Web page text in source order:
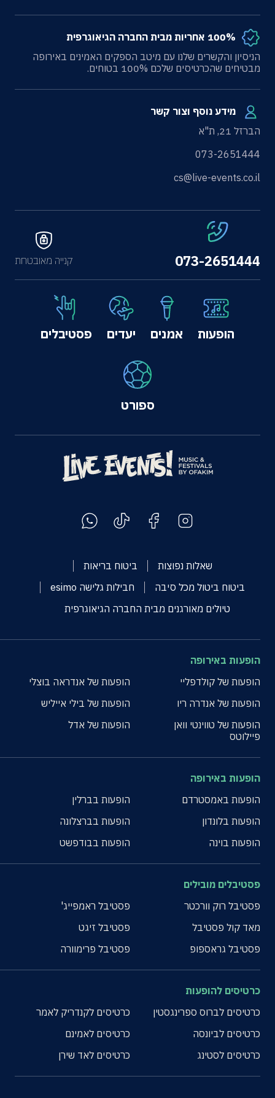
100% אחריות מבית החברה הגיאוגרפית
הניסיון והקשרים שלנו עם מיטב הספקים האמינים באירופה
מבטיחים שהכרטיסים שלכם 100% בטוחים.
מידע נוסף וצור קשר
הברזל 21, ת"א
073-2651444
cs@live-events.co.il
073-2651444
הופעות אמנים יעדים פסטיבלים
ספורט
קנייה מאובטחת
שאלות נפוצות
ביטוח בריאות
ביטוח ביטול מכל סיבה
חבילות גלישה esimo
טיולים מאורגנים מבית החברה הגיאוגרפית
הופעות באירופה
הופעות של קולדפליי
הופעות של אנדראה בוצלי
הופעות של אנדרה ריו
הופעות של בילי אייליש
הופעות של טווינטי וואן
פיילוטס
הופעות של אדל
הופעות באירופה
הופעות באמסטרדם
הופעות בברלין
הופעות בלונדון
הופעות בברצלונה
הופעות בוינה
הופעות בבודפשט
פסטיבלים מובילים
פסטיבל רוק וורכטר
פסטיבל ראמפייג'
מאד קול פסטיבל
פסטיבל זיגט
פסטיבל גראספופ
פסטיבל פרימוורה
כרטיסים להופעות
כרטיסים לברוס ספרינגסטין
כרטיסים לקנדריק לאמר
כרטיסים לביונסה
כרטיסים לאמינם
כרטיסים לסטינג
כרטיסים לאד שירן